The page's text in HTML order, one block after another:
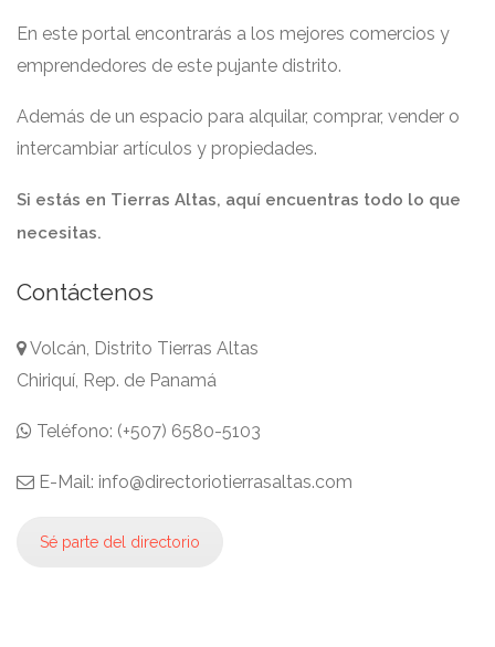
En este portal encontrarás a los mejores comercios y
emprendedores de este pujante distrito.
Además de un espacio para alquilar, comprar, vender o
intercambiar artículos y propiedades.
Si estás en Tierras Altas, aquí encuentras todo lo que
necesitas.
Contáctenos
Volcán, Distrito Tierras Altas
Chiriquí, Rep. de Panamá
Teléfono: (+507) 6580-5103
E-Mail: info@directoriotierrasaltas.com
Sé parte del directorio